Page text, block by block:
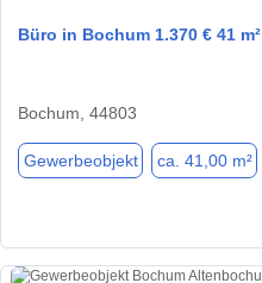
Büro in Bochum 1.370 € 41 m²
Bochum, 44803
Gewerbeobjekt ca. 41,00 m²